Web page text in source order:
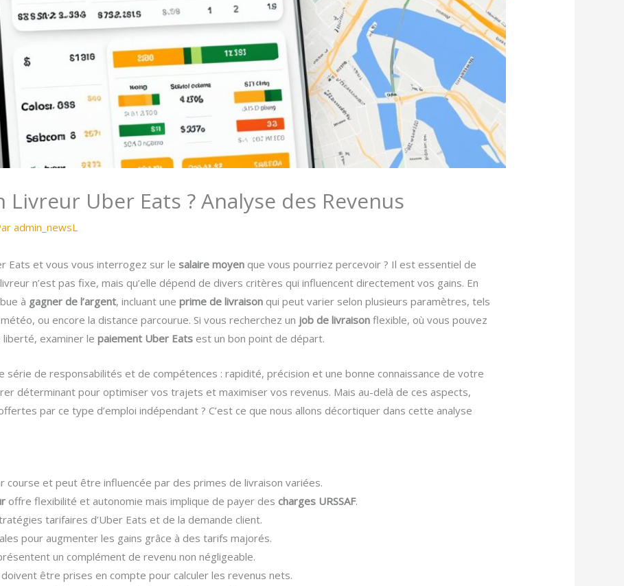
Livreur Uber Eats ? Analyse des Revenus
admin_newsL
Eats et vous vous interrogez sur lesalaire moyen que vous pourriez percevoir ? Il est essentiel de
livreur n’est pas fixe, mais qu’elle dépend de divers critères qui influencent directement vos gains. En
à gagner de l’argent, incluant uneprime de livraison qui peut varier selon plusieurs paramètres, tels
ou encore la distance parcourue. Si vous recherchez un job de livraison flexible, où vous pouvez
examiner lepaiement Uber Eats est un bon point de départ.
série de responsabilités et de compétences : rapidité, précision et une bonne connaissance de votre
déterminant pour optimiser vos trajets et maximiser vos revenus. Mais au-delà de ces aspects,
par ce type d’emploi indépendant ? C’est ce que nous allons décortiquer dans cette analyse
course et peut être influencée par des primes de livraison variées.
offre flexibilité et autonomie mais implique de payer descharges URSSAF.
tarifaires d’Uber Eats et de la demande client.
pour augmenter les gains grâce à des tarifs majorés.
un complément de revenu non négligeable.
doivent être prises en compte pour calculer les revenus nets.